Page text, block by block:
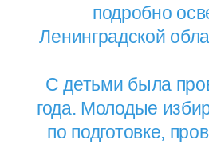
подробно
Ленинградской
С детьми была
года. Молодые
по подготовке,